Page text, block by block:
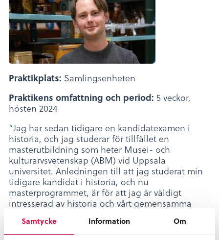
Samtycke Information Om
Praktikplats: Samlingsenheten
Praktikens omfattning och period: 5 veckor,
hösten 2024
”Jag har sedan tidigare en kandidatexamen i
historia, och jag studerar för tillfället en
masterutbildning som heter Musei- och
kulturarvsvetenskap (ABM) vid Uppsala
universitet. Anledningen till att jag studerat min
tidigare kandidat i historia, och nu
masterprogrammet, är för att jag är väldigt
intresserad av historia och vårt gemensamma
berättar och formas av det.